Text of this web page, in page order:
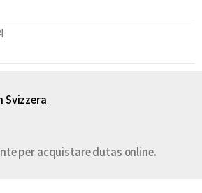
Svizzera
per acquistare dutas online.